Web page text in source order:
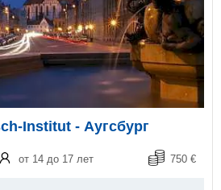
Institut - Аугсбург
от 14 до 17 лет 750 €